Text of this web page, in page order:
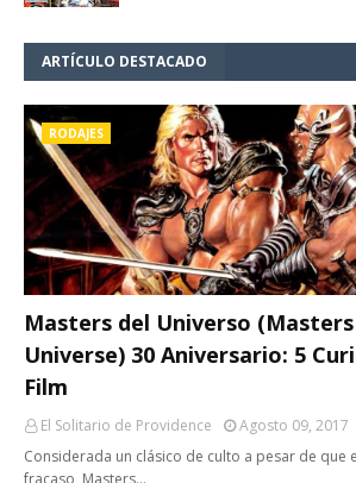
ARTÍCULO DESTACADO
RODAJES
Masters del Universo
Universe) 30 Aniversario: 5
Film
El Solitario de Providence
Agosto 09, 2017
Considerada un clásico de culto a pesar de que
fracaso, Masters…